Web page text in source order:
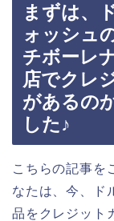
まずは、
ォッシュ
チボーレ
店でクレ
があるの
した♪
こちらの記事を
なたは、今、ド
品をクレジット